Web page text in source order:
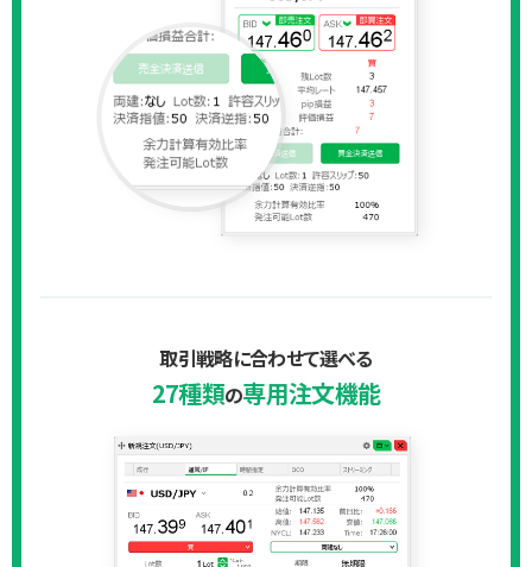
取引戦略に合わせて選べる
27種類の専用注文機能